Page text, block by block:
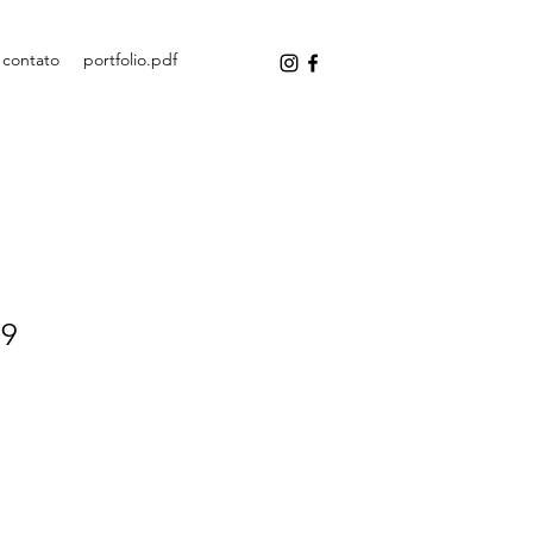
contato portfolio.pdf